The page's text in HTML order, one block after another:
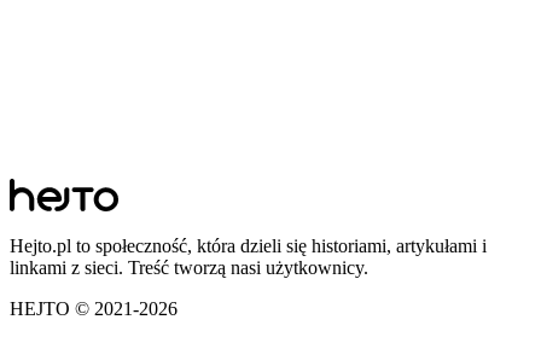
Hejto.pl to społeczność, która dzieli się historiami, artykułami i
linkami z sieci. Treść tworzą nasi użytkownicy.
HEJTO © 2021-2026